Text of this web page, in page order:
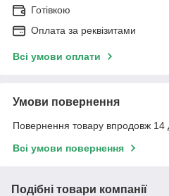
Готівкою
Оплата за реквізитами
Всі умови оплати
Умови повернення
Повернення товару впродовж 14
Всі умови повернення
Подібні товари компанії